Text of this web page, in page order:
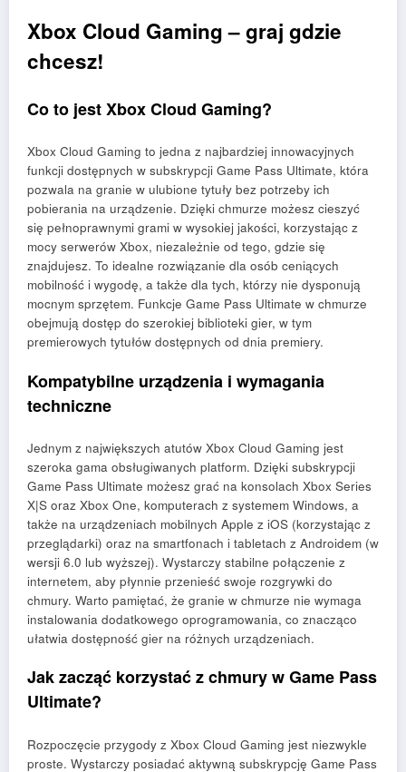
Xbox Cloud Gaming – graj gdzie
chcesz!
Co to jest Xbox Cloud Gaming?
Xbox Cloud Gaming to jedna z najbardziej innowacyjnych
funkcji dostępnych w subskrypcji Game Pass Ultimate, która
pozwala na granie w ulubione tytuły bez potrzeby ich
pobierania na urządzenie. Dzięki chmurze możesz cieszyć
się pełnoprawnymi grami w wysokiej jakości, korzystając z
mocy serwerów Xbox, niezależnie od tego, gdzie się
znajdujesz. To idealne rozwiązanie dla osób ceniących
mobilność i wygodę, a także dla tych, którzy nie dysponują
mocnym sprzętem. Funkcje Game Pass Ultimate w chmurze
obejmują dostęp do szerokiej biblioteki gier, w tym
premierowych tytułów dostępnych od dnia premiery.
Kompatybilne urządzenia i wymagania
techniczne
Jednym z największych atutów Xbox Cloud Gaming jest
szeroka gama obsługiwanych platform. Dzięki subskrypcji
Game Pass Ultimate możesz grać na konsolach Xbox Series
X|S oraz Xbox One, komputerach z systemem Windows, a
także na urządzeniach mobilnych Apple z iOS (korzystając z
przeglądarki) oraz na smartfonach i tabletach z Androidem (w
wersji 6.0 lub wyższej). Wystarczy stabilne połączenie z
internetem, aby płynnie przenieść swoje rozgrywki do
chmury. Warto pamiętać, że granie w chmurze nie wymaga
instalowania dodatkowego oprogramowania, co znacząco
ułatwia dostępność gier na różnych urządzeniach.
Jak zacząć korzystać z chmury w Game Pass
Ultimate?
Rozpoczęcie przygody z Xbox Cloud Gaming jest niezwykle
proste. Wystarczy posiadać aktywną subskrypcję Game Pass